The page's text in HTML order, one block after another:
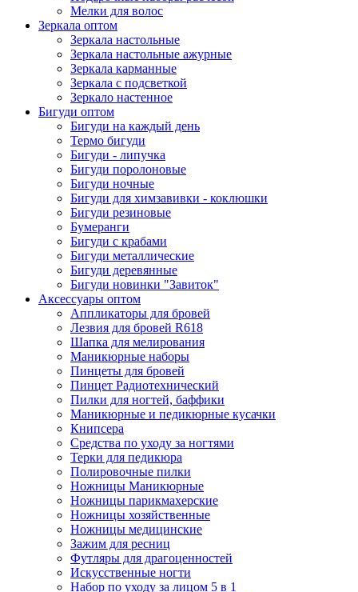
Мелки для волос
Зеркала оптом
Зеркала настольные
Зеркала настольные ажурные
Зеркала карманные
Зеркала с подсветкой
Зеркало настенное
Бигуди оптом
Бигуди на каждый день
Термо бигуди
Бигуди - липучка
Бигуди поролоновые
Бигуди ночные
Бигуди для химзавивки - коклюшки
Бигуди резиновые
Бумеранги
Бигуди с крабами
Бигуди металлические
Бигуди деревянные
Бигуди новинки "Завиток"
Аксессуары оптом
Аппликаторы для бровей
Лезвия для бровей R618
Шапка для мелирования
Маникюрные наборы
Пинцеты для бровей
Пинцет Радиотехнический
Пилки для ногтей, баффики
Маникюрные и педикюрные кусачки
Книпсера
Средства по уходу за ногтями
Терки для педикюра
Полировочные пилки
Ножницы Маникюрные
Ножницы парикмахерские
Ножницы хозяйственные
Ножницы медицинские
Зажим для ресниц
Футляры для драгоценностей
Искусственные ногти
Набор по уходу за лицом 5 в 1